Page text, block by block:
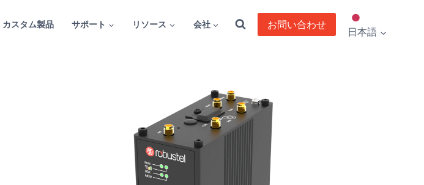
カスタム製品 サポート リソース 会社 お問い合わせ
日本語